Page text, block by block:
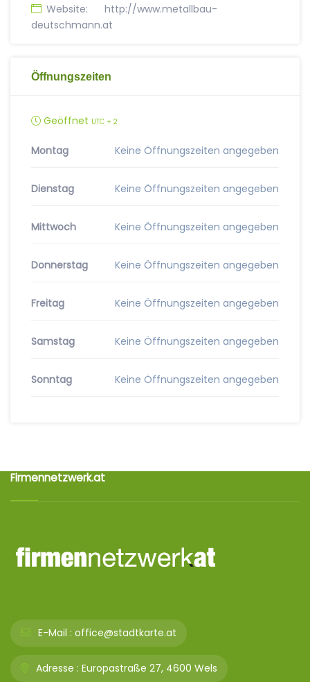
Website:
http://www.metallbau-
deutschmann.at
Öffnungszeiten
Geöffnet UTC + 2
Montag Keine Öffnungszeiten angegeben
Dienstag Keine Öffnungszeiten angegeben
Mittwoch Keine Öffnungszeiten angegeben
Donnerstag Keine Öffnungszeiten angegeben
Freitag Keine Öffnungszeiten angegeben
Samstag Keine Öffnungszeiten angegeben
Sonntag Keine Öffnungszeiten angegeben
Firmennetzwerk.at
E-Mail : office@stadtkarte.at
Adresse : Europastraße 27, 4600 Wels